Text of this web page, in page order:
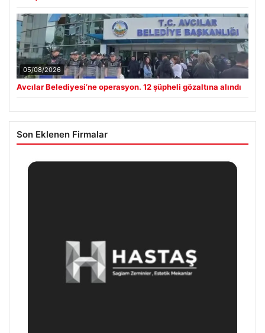
05/08/2026
Avcılar Belediyesi’ne operasyon. 12 şüpheli gözaltına alındı
Son Eklenen Firmalar